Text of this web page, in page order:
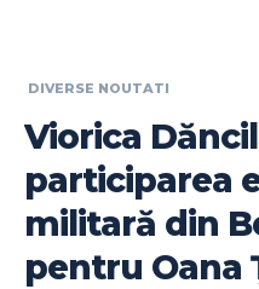
DIVERSE NOUTATI
Viorica
participarea
militară din
pentru Oana